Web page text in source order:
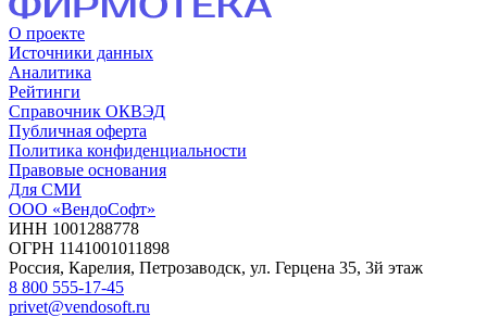
О проекте
Источники данных
Аналитика
Рейтинги
Справочник ОКВЭД
Публичная оферта
Политика конфиденциальности
Правовые основания
Для СМИ
ООО «ВендоСофт»
ИНН 1001288778
ОГРН 1141001011898
Россия, Карелия, Петрозаводск, ул. Герцена 35, 3й этаж
8 800 555-17-45
privet@vendosoft.ru